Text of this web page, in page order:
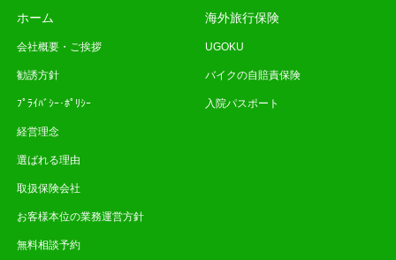
ホーム
会社概要・ご挨拶
勧誘方針
ﾌﾟﾗｲﾊﾞｼｰ･ﾎﾟﾘｼｰ
経営理念
選ばれる理由
取扱保険会社
お客様本位の業務運営方針
無料相談予約
海外旅行保険
UGOKU
バイクの自賠責保険
入院パスポート